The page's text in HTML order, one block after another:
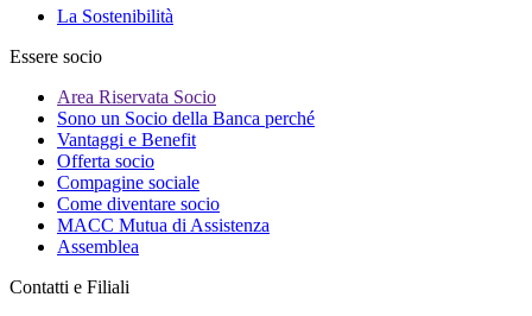
La Sostenibilità
Essere socio
Area Riservata Socio
Sono un Socio della Banca perché
Vantaggi e Benefit
Offerta socio
Compagine sociale
Come diventare socio
MACC Mutua di Assistenza
Assemblea
Contatti e Filiali